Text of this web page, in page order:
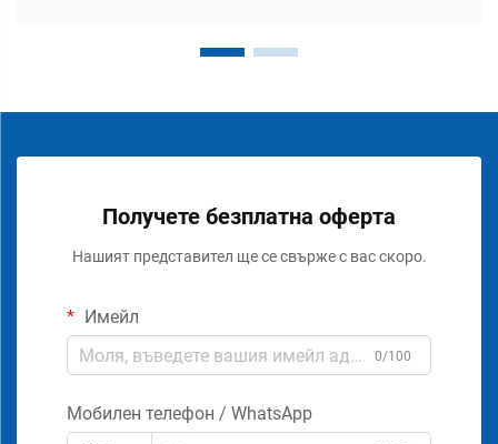
Получете безплатна оферта
Нашият представител ще се свърже с вас скоро.
Имейл
0/100
Мобилен телефон / WhatsApp